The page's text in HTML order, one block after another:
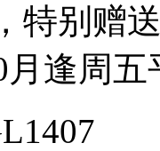
特别赠
月逢周